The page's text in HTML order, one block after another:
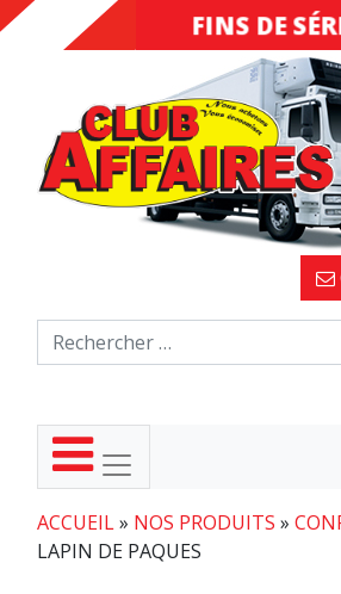
FINS DE
ACCUEIL» NOS PRODUITS »
LAPIN DE PAQUES